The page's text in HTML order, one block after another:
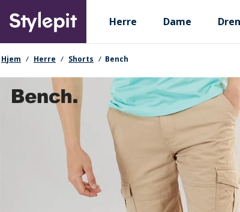
main
content
Primary departments
Herre Dame
navigationssti
Hjem Herre Shorts Bench